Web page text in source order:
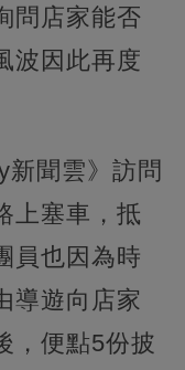
問店家能否
波因此再度
新聞雲》訪問
上塞車，抵
員也因為時
導遊向店家
，便點5份披